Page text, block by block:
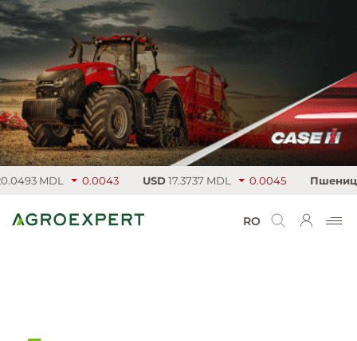
MDL 0.0043 USD17.3737 MDL 0.0045 Пшеница
RO